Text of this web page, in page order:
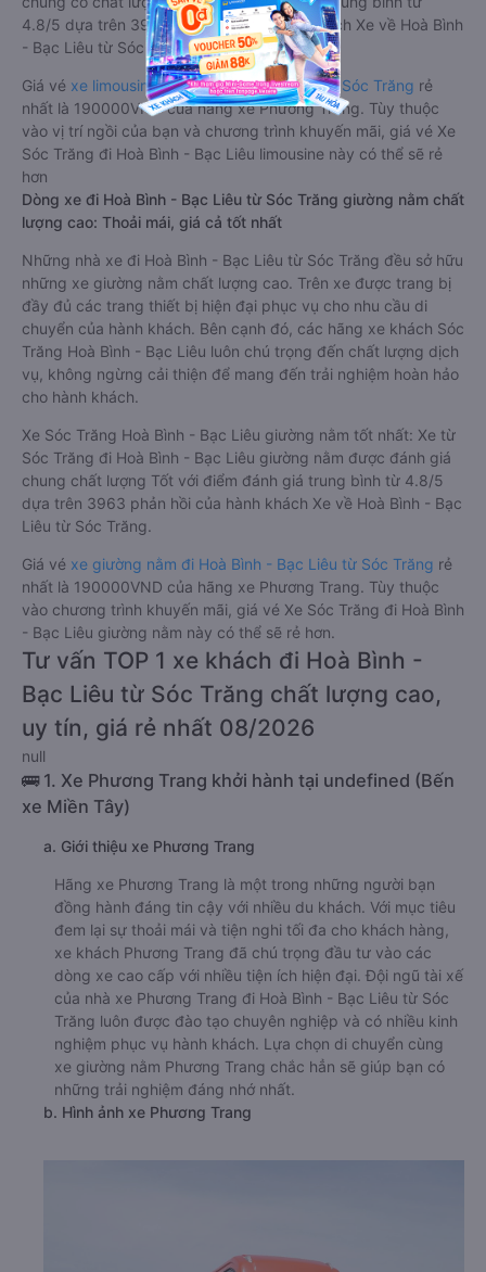
4.8/5 dựa trên 3963 phản hồi của hành khách Xe về Hoà Bình
- Bạc Liêu từ Sóc Trăng.
Giá vé xe limousine đi Hoà Bình - Bạc Liêu từ Sóc Trăng rẻ
nhất là 190000VND của hãng xe Phương Trang. Tùy thuộc
vào vị trí ngồi của bạn và chương trình khuyến mãi, giá vé Xe
Sóc Trăng đi Hoà Bình - Bạc Liêu limousine này có thể sẽ rẻ
hơn
Dòng xe đi Hoà Bình - Bạc Liêu từ Sóc Trăng giường nằm chất
lượng cao: Thoải mái, giá cả tốt nhất
Những nhà xe đi Hoà Bình - Bạc Liêu từ Sóc Trăng đều sở hữu
những xe giường nằm chất lượng cao. Trên xe được trang bị
đầy đủ các trang thiết bị hiện đại phục vụ cho nhu cầu di
chuyển của hành khách. Bên cạnh đó, các hãng xe khách Sóc
Trăng Hoà Bình - Bạc Liêu luôn chú trọng đến chất lượng dịch
vụ, không ngừng cải thiện để mang đến trải nghiệm hoàn hảo
cho hành khách.
Xe Sóc Trăng Hoà Bình - Bạc Liêu giường nằm tốt nhất: Xe từ
Sóc Trăng đi Hoà Bình - Bạc Liêu giường nằm được đánh giá
chung chất lượng Tốt với điểm đánh giá trung bình từ 4.8/5
dựa trên 3963 phản hồi của hành khách Xe về Hoà Bình - Bạc
Liêu từ Sóc Trăng.
Giá vé xe giường nằm đi Hoà Bình - Bạc Liêu từ Sóc Trăng rẻ
nhất là 190000VND của hãng xe Phương Trang. Tùy thuộc
vào chương trình khuyến mãi, giá vé Xe Sóc Trăng đi Hoà Bình
- Bạc Liêu giường nằm này có thể sẽ rẻ hơn.
Tư vấn TOP 1 xe khách đi Hoà Bình -
Bạc Liêu từ Sóc Trăng chất lượng cao,
uy tín, giá rẻ nhất 08/2026
null
🚌 1. Xe Phương Trang khởi hành tại undefined (Bến
xe Miền Tây)
a. Giới thiệu xe Phương Trang
Hãng xe Phương Trang là một trong những người bạn
đồng hành đáng tin cậy với nhiều du khách. Với mục tiêu
đem lại sự thoải mái và tiện nghi tối đa cho khách hàng,
xe khách Phương Trang đã chú trọng đầu tư vào các
dòng xe cao cấp với nhiều tiện ích hiện đại. Đội ngũ tài xế
của nhà xe Phương Trang đi Hoà Bình - Bạc Liêu từ Sóc
Trăng luôn được đào tạo chuyên nghiệp và có nhiều kinh
nghiệm phục vụ hành khách. Lựa chọn di chuyển cùng
xe giường nằm Phương Trang chắc hẳn sẽ giúp bạn có
những trải nghiệm đáng nhớ nhất.
b. Hình ảnh xe Phương Trang